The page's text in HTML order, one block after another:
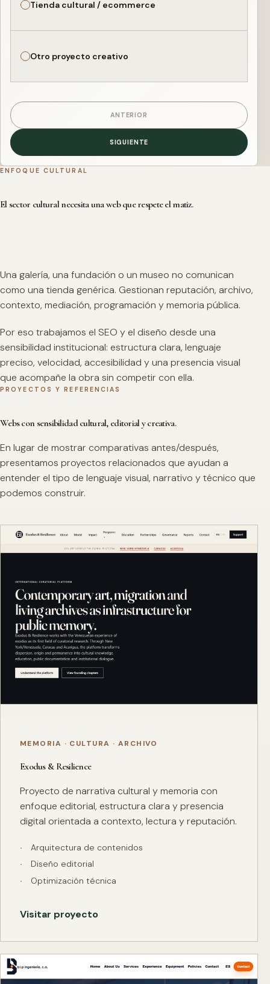
Tienda cultural / ecommerce
Otro proyecto creativo
ANTERIOR
SIGUIENTE
ENFOQUE CULTURAL
El sector cultural necesita una web que respete el matiz.
Una galería, una fundación o un museo no comunican
como una tienda genérica. Gestionan reputación, archivo,
contexto, mediación, programación y memoria pública.
Por eso trabajamos el SEO y el diseño desde una
sensibilidad institucional: estructura clara, lenguaje
preciso, velocidad, accesibilidad y una presencia visual
que acompañe la obra sin competir con ella.
PROYECTOS Y REFERENCIAS
Webs con sensibilidad cultural, editorial y creativa.
En lugar de mostrar comparativas antes/después,
presentamos proyectos relacionados que ayudan a
entender el tipo de lenguaje visual, narrativo y técnico que
podemos construir.
MEMORIA · CULTURA · ARCHIVO
Exodus & Resilience
Proyecto de narrativa cultural y memoria con
enfoque editorial, estructura clara y presencia
digital orientada a contexto, lectura y reputación.
Arquitectura de contenidos
Diseño editorial
Optimización técnica
Visitar proyecto